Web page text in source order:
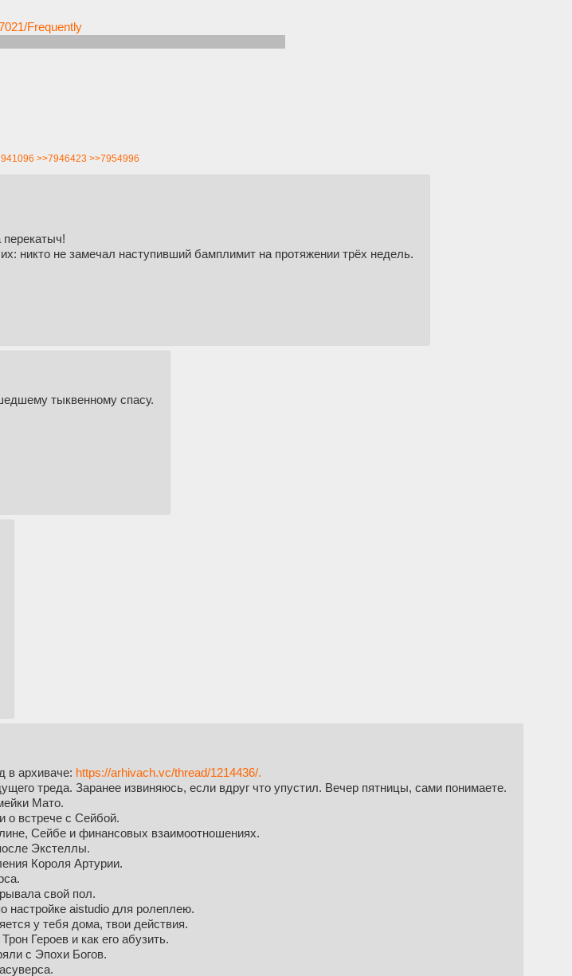
Frequently
>>7946423 >>7954996
никто не замечал наступивший бамплимит на протяжении трёх недель.
тыквенному спасу.
в архиваче: https://arhivach.vc/thread/1214436/.
треда. Заранее извиняюсь, если вдруг что упустил. Вечер пятницы, сами понимаете.
Мато.
о встрече с Сейбой.
Сейбе и финансовых взаимоотношениях.
Экстеллы.
Короля Артурии.
свой пол.
настройке aistudio для ролеплею.
у тебя дома, твои действия.
Героев и как его абузить.
с Эпохи Богов.